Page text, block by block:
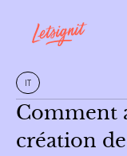
IT
Comment
création